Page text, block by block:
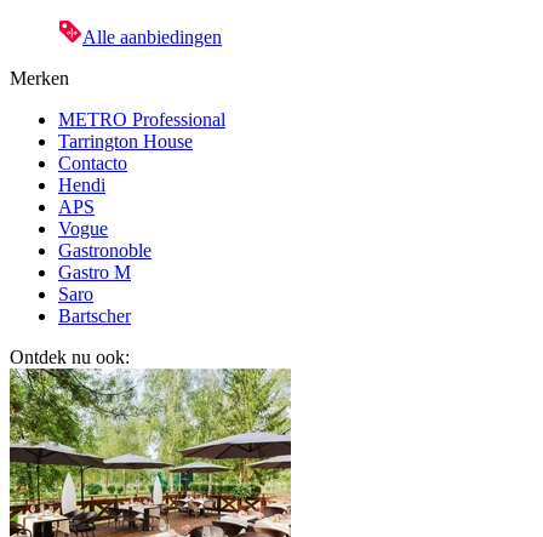
Alle aanbiedingen
Merken
METRO Professional
Tarrington House
Contacto
Hendi
APS
Vogue
Gastronoble
Gastro M
Saro
Bartscher
Ontdek nu ook: